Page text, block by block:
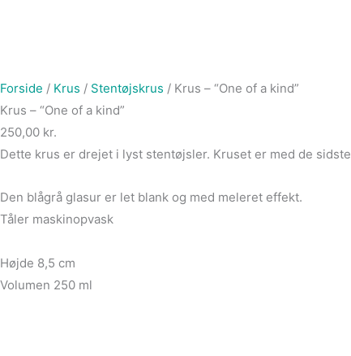
Forside / Krus / Stentøjskrus / Krus – “One of a kind”
Krus – “One of a kind”
250,00 kr.
Dette krus er drejet i lyst stentøjsler. Kruset er med de
Den blågrå glasur er let blank og med meleret effekt.
Tåler maskinopvask
Højde 8,5 cm
Volumen 250 ml